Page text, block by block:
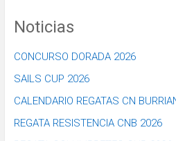
Noticias
CONCURSO DORADA 2026
SAILS CUP 2026
CALENDARIO REGATAS CN
REGATA RESISTENCIA CNB 2026